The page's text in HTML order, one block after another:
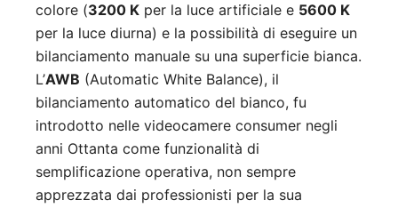
colore (3200 K per la luce artificiale e 5600 K
per la luce diurna) e la possibilità di eseguire un
bilanciamento manuale su una superficie bianca.
L’AWB (Automatic White Balance), il
bilanciamento automatico del bianco, fu
introdotto nelle videocamere consumer negli
anni Ottanta come funzionalità di
semplificazione operativa, non sempre
apprezzata dai professionisti per la sua